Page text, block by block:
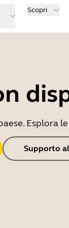
Scopri
Esplora
Supporto